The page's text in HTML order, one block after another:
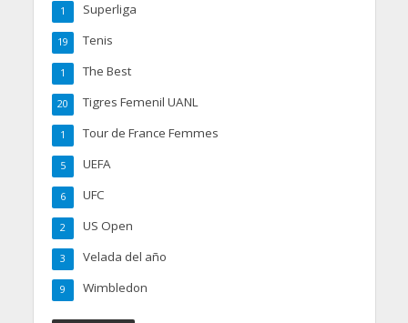
Superliga
1
Tenis
19
The Best
1
Tigres Femenil UANL
20
Tour de France Femmes
1
UEFA
5
UFC
6
US Open
2
Velada del año
3
Wimbledon
9